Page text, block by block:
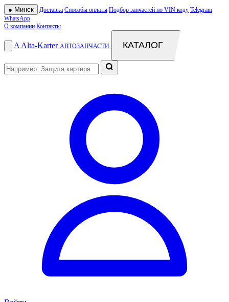
● Минск Доставка Способы оплаты Подбор запчастей по VIN коду Telegram
WhatsApp
О компании Контакты
A Alta-Karter АВТОЗАПЧАСТИ КАТАЛОГ